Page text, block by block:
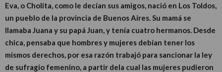
Eva, o Cholita, como le decían sus amigos, nació en Los Toldos,
un pueblo de la provincia de Buenos Aires. Su mamá se
llamaba Juana y su papá Juan, y tenía cuatro hermanos. Desde
chica, pensaba que hombres y mujeres debían tener los
mismos derechos, por esa razón trabajó para sancionar la ley
de sufragio femenino, a partir dela cual las mujeres pudieron